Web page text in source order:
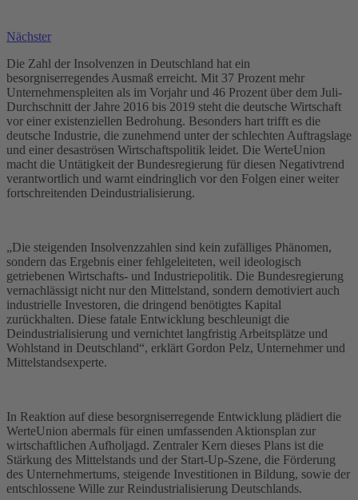
Nächster
Die Zahl der Insolvenzen in Deutschland hat ein
besorgniserregendes Ausmaß erreicht. Mit 37 Prozent mehr
Unternehmenspleiten als im Vorjahr und 46 Prozent über dem Juli-
Durchschnitt der Jahre 2016 bis 2019 steht die deutsche Wirtschaft
vor einer existenziellen Bedrohung. Besonders hart trifft es die
deutsche Industrie, die zunehmend unter der schlechten Auftragslage
und einer desaströsen Wirtschaftspolitik leidet. Die WerteUnion
macht die Untätigkeit der Bundesregierung für diesen Negativtrend
verantwortlich und warnt eindringlich vor den Folgen einer weiter
fortschreitenden Deindustrialisierung.
„Die steigenden Insolvenzzahlen sind kein zufälliges Phänomen,
sondern das Ergebnis einer fehlgeleiteten, weil ideologisch
getriebenen Wirtschafts- und Industriepolitik. Die Bundesregierung
vernachlässigt nicht nur den Mittelstand, sondern demotiviert auch
industrielle Investoren, die dringend benötigtes Kapital
zurückhalten. Diese fatale Entwicklung beschleunigt die
Deindustrialisierung und vernichtet langfristig Arbeitsplätze und
Wohlstand in Deutschland“, erklärt Gordon Pelz, Unternehmer und
Mittelstandsexperte.
In Reaktion auf diese besorgniserregende Entwicklung plädiert die
WerteUnion abermals für einen umfassenden Aktionsplan zur
wirtschaftlichen Aufholjagd. Zentraler Kern dieses Plans ist die
Stärkung des Mittelstands und der Start-Up-Szene, die Förderung
des Unternehmertums, steigende Investitionen in Bildung, sowie der
entschlossene Wille zur Reindustrialisierung Deutschlands.